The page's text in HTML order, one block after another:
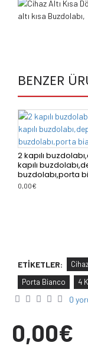
BENZER
2 kapılı
kapılı
buzdolabı,porta
0,00€
ETIKETLER:
Porta Bianco
4
0
0,00€